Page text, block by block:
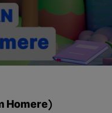
Homere)